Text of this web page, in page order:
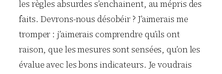
les règles absurdes s’enchainent, au mépris des
faits. Devrons-nous désobéir ? J’aimerais me
tromper : j’aimerais comprendre qu’ils ont
raison, que les mesures sont sensées, qu’on les
évalue avec les bons indicateurs. Je voudrais